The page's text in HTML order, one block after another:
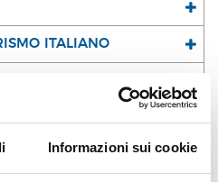
Informazioni sui cookie
ITALIANO